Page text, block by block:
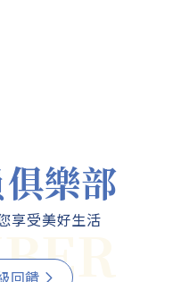
樂部
享受美好生活
回饋